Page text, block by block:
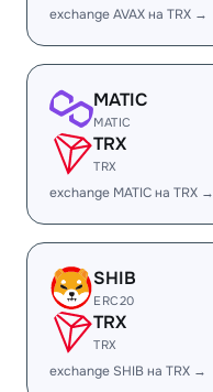
exchange AVAX на TRX →
MATIC
MATIC
TRX
TRX
exchange MATIC на TRX →
SHIB
ERC20
TRX
TRX
exchange SHIB на TRX →